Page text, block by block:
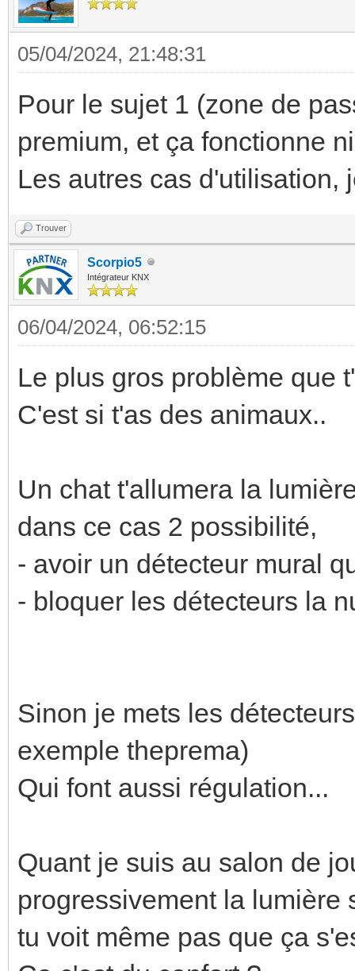
05/04/2024, 21:48:31
Pour le sujet 1 (zone de
premium, et ça fonctionne
Les autres cas
Trouver
Scorpio5
Intégrateur KNX
06/04/2024, 06:52:15
Le plus gros problème que
C'est si t'as des animaux..
Un chat t'allumera la
dans ce cas 2 possibilité,
- avoir un détecteur mural
- bloquer les détecteurs la
Sinon je mets les
exemple theprema)
Qui font aussi régulation...
Quant je suis au salon de
progressivement la lumière
tu voit même pas que ça